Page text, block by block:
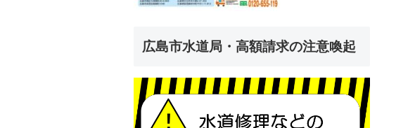
広島市水道局・高額請求の注意喚起